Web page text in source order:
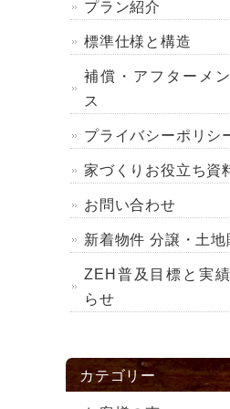
プラン紹介
標準仕様と構造
補償・アフターメ
ス
プライバシーポリシ
家づくりお役立ち資
お問い合わせ
新着物件 分譲・土地
ZEH普及目標と実
らせ
カテゴリー